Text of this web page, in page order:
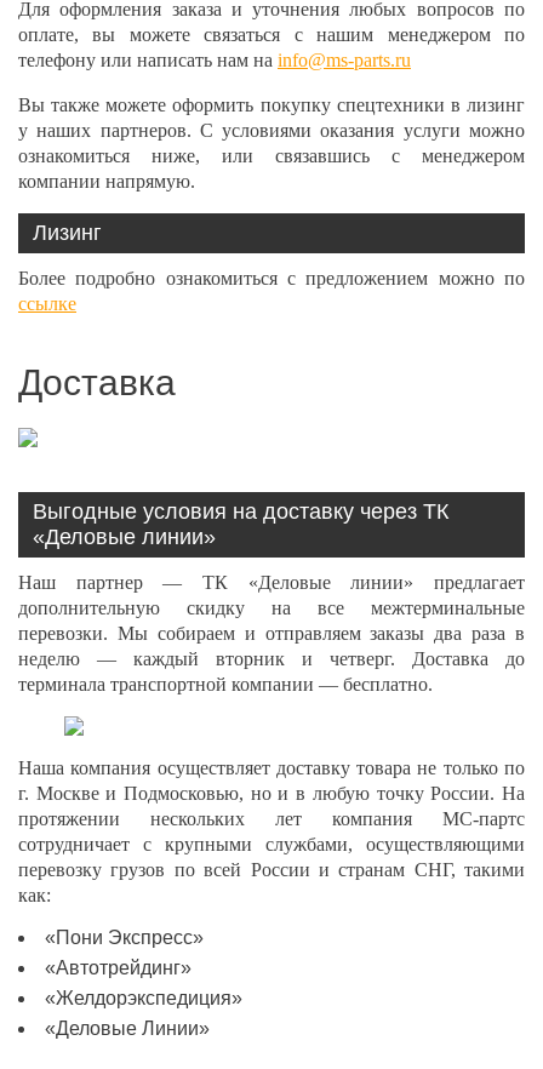
Для оформления заказа и уточнения любых вопросов по
оплате, вы можете связаться с нашим менеджером по
телефону или написать нам на info@ms-parts.ru
Вы также можете оформить покупку спецтехники в лизинг
у наших партнеров. С условиями оказания услуги можно
ознакомиться ниже, или связавшись с менеджером
компании напрямую.
Лизинг
Более подробно ознакомиться с предложением можно по
ссылке
Доставка
Выгодные условия на доставку через ТК
«Деловые линии»
Наш партнер — ТК «Деловые линии» предлагает
дополнительную скидку на все межтерминальные
перевозки. Мы собираем и отправляем заказы два раза в
неделю — каждый вторник и четверг. Доставка до
терминала транспортной компании — бесплатно.
Наша компания осуществляет доставку товара не только по
г. Москве и Подмосковью, но и в любую точку России. На
протяжении нескольких лет компания МС-партс
сотрудничает с крупными службами, осуществляющими
перевозку грузов по всей России и странам СНГ, такими
как:
«Пони Экспресс»
«Автотрейдинг»
«Желдорэкспедиция»
«Деловые Линии»